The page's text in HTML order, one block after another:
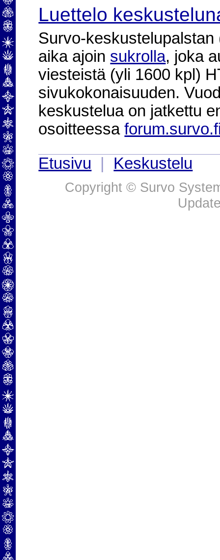
Luettelo
Survo-
aika ajoin sukrolla, joka
viesteistä (yli 1600 kpl)
sivukokonaisuuden.
keskustelua on jatkettu
osoitteessa
Etusivu
Keskustelu
Copyright © Survo